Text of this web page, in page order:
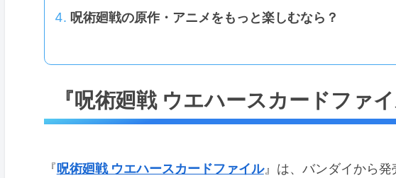
呪術廻戦の原作・アニメをもっと楽しむなら？
『呪術廻戦 ウエハースカードファ
『呪術廻戦 ウエハースカードファイル』は、バンダイから